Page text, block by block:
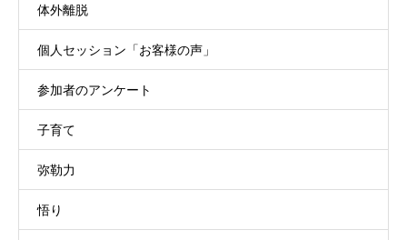
体外離脱
個人セッション「お客様の声」
参加者のアンケート
子育て
弥勒力
悟り